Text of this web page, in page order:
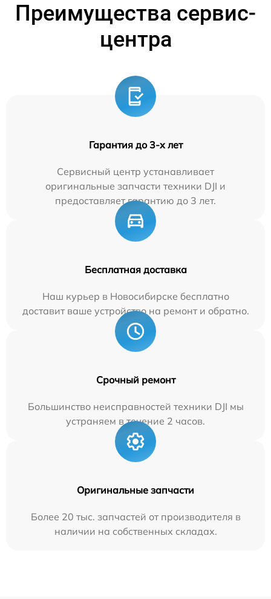
Преимущества сервис-
центра
Гарантия до 3-х лет
Сервисный центр устанавливает
оригинальные запчасти техники DJI и
предоставляет гарантию до 3 лет.
Бесплатная доставка
Наш курьер в Новосибирске бесплатно
доставит ваше устройство на ремонт и обратно.
Срочный ремонт
Большинство неисправностей техники DJI мы
устраняем в течение 2 часов.
Оригинальные запчасти
Более 20 тыс. запчастей от производителя в
наличии на собственных складах.